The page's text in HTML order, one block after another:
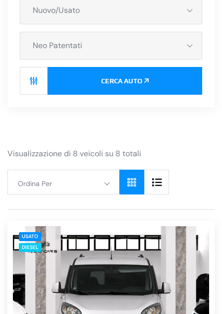
Nuovo/Usato
Neo Patentati
CERCA AUTO
Visualizzazione di 8 veicoli su 8 totali
Ordina Per
USATO
DIESEL